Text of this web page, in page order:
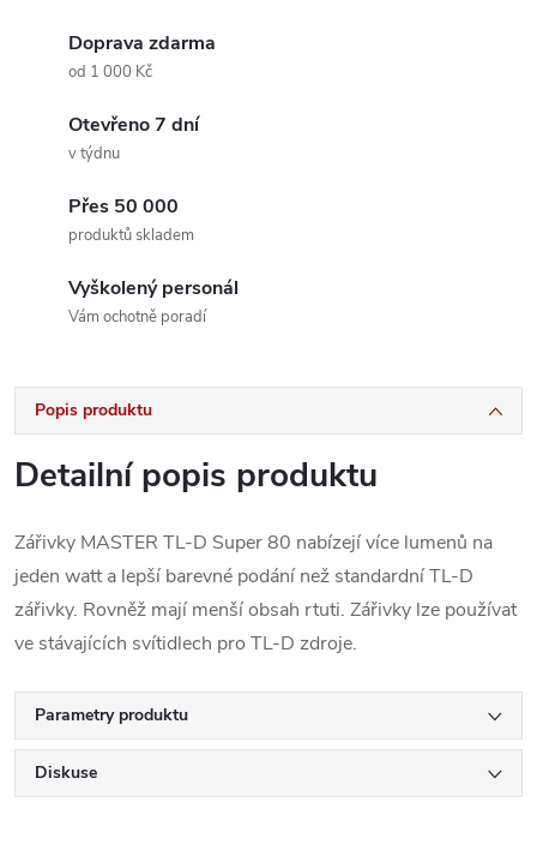
Doprava zdarma
od 1 000 Kč
Otevřeno 7 dní
v týdnu
Přes 50 000
produktů skladem
Vyškolený personál
Vám ochotně poradí
Popis produktu
Detailní popis produktu
Zářivky MASTER TL-D Super 80 nabízejí více lumenů na
jeden watt a lepší barevné podání než standardní TL-D
zářivky. Rovněž mají menší obsah rtuti. Zářivky lze používat
ve stávajících svítidlech pro TL-D zdroje.
Parametry produktu
Diskuse